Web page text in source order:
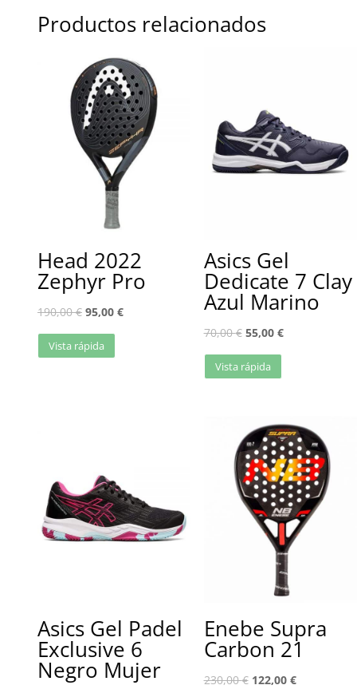
Productos relacionados
Head 2022
Zephyr Pro
190,00€ 95,00 €
Vista rápida
Asics Gel
Dedicate 7 Clay
Azul Marino
70,00€ 55,00 €
Vista rápida
Asics Gel Padel
Exclusive 6
Negro Mujer
Enebe Supra
Carbon 21
230,00€ 122,00 €